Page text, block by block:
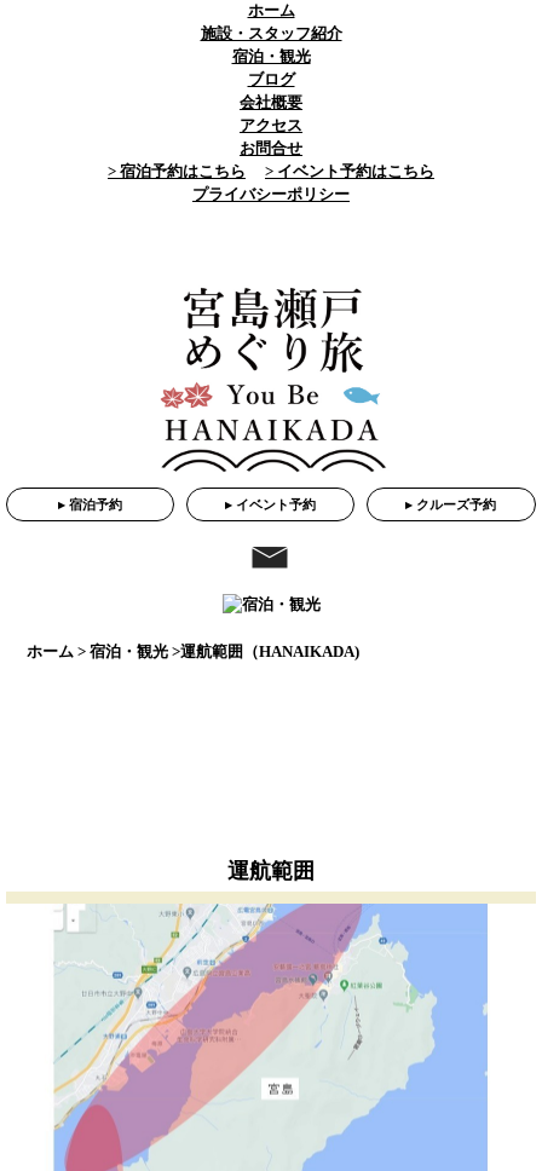
ホーム
施設・スタッフ紹介
宿泊・観光
ブログ
会社概要
アクセス
お問合せ
> 宿泊予約はこちら
> イベント予約はこちら
プライバシーポリシー
▸ 宿泊予約 ▸ イベント予約 ▸ クルーズ予約
ホーム >宿泊・観光 >運航範囲（HANAIKADA)
運航範囲